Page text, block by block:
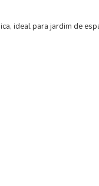
ideal para jardim de